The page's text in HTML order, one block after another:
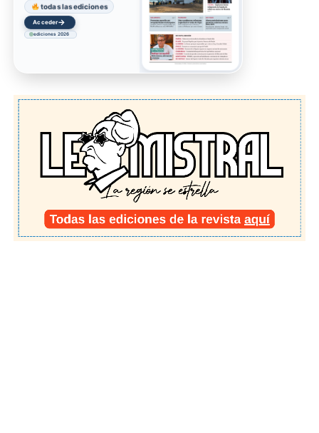
todas las ediciones
Acceder→
ediciones 2026